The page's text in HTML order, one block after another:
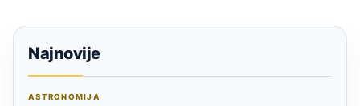
Najnovije
ASTRONOMIJA